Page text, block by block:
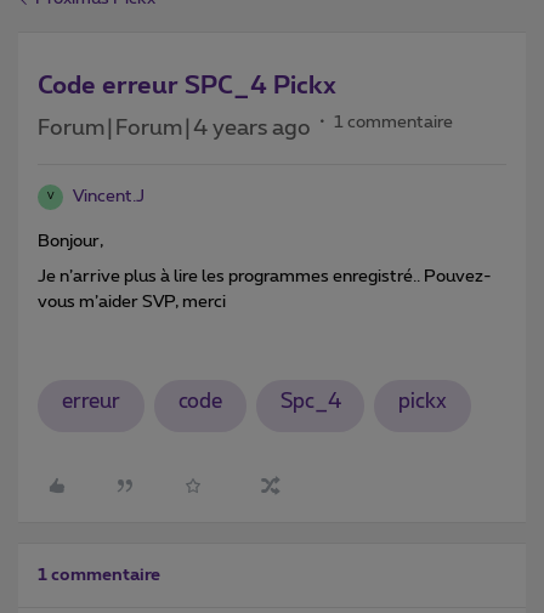
Code erreur SPC_4 Pickx
Forum|Forum|4 years ago 1 commentaire
V Vincent.J
Bonjour,
Je n’arrive plus à lire les programmes enregistré.. Pouvez-
vous m’aider SVP, merci
erreur code Spc_4 pickx
1 commentaire